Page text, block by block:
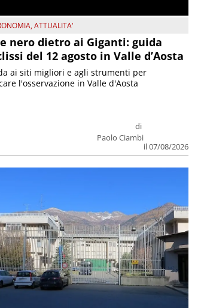
,ATTUALITA'
nero dietro ai Giganti: guida
del 12 agosto in Valle d’Aosta
di
Paolo Ciambi
il 07/08/2026
ai siti migliori e agli strumenti per
l'osservazione in Valle d'Aosta